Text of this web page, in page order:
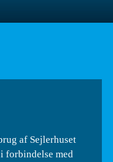
af Sejlerhuset
forbindelse med